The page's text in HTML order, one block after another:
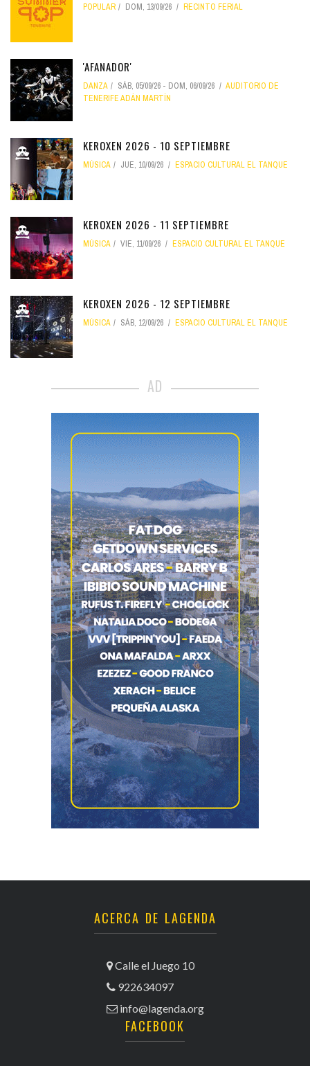
POPULAR DOM, 13/09/26 RECINTO FERIAL
'AFANADOR'
DANZA SÁB, 05/09/26 - DOM, 06/09/26
AUDITORIO DE
TENERIFE ADÁN MARTÍN
KEROXEN 2026 - 10 SEPTIEMBRE
MÚSICA JUE, 10/09/26 ESPACIO CULTURAL EL TANQUE
KEROXEN 2026 - 11 SEPTIEMBRE
MÚSICA VIE, 11/09/26 ESPACIO CULTURAL EL TANQUE
KEROXEN 2026 - 12 SEPTIEMBRE
MÚSICA SÁB, 12/09/26 ESPACIO CULTURAL EL TANQUE
AD
ACERCA DE LAGENDA
Calle el Juego 10
922634097
info@lagenda.org
FACEBOOK